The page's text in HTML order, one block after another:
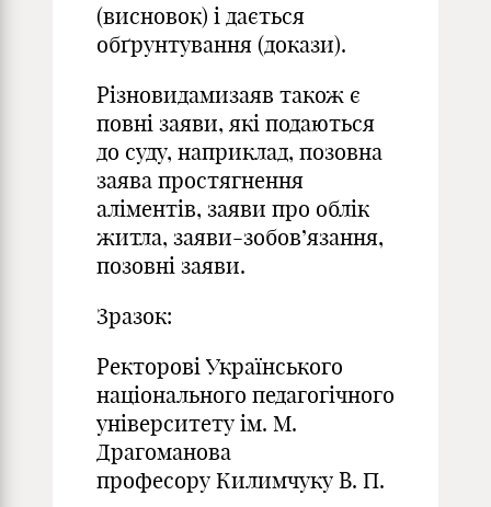
(висновок) і дається
обґрунтування (докази).
Різновидамизаяв також є
повні заяви, які подаються
до суду, наприклад, позовна
заява простягнення
аліментів, заяви про облік
житла, заяви-зобов’язання,
позовні заяви.
Зразок:
Ректорові Українського
національного педагогічного
університету ім. М.
Драгоманова
професору Килимчуку В. П.